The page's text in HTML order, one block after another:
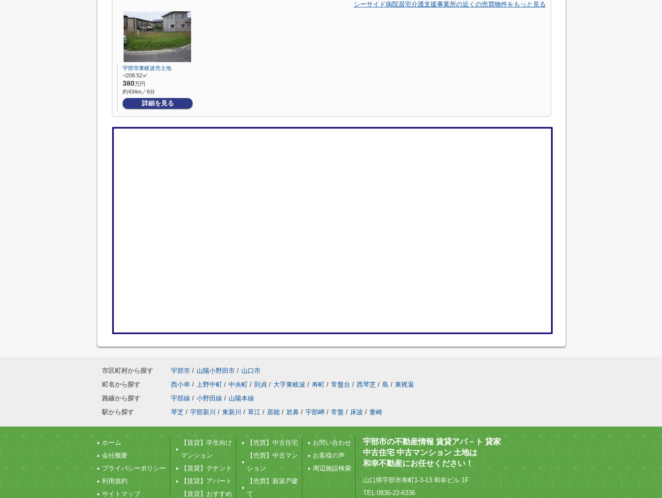
シーサイド病院居宅介護支援事業所の近くの売買物件をもっと見る
宇部市東岐波売土地
-/208.52㎡
380万円
約434m／6分
詳細を見る
市区町村から探す 宇部市 / 山陽小野田市 / 山口市
町名から探す
西小串 / 上野中町 / 中央町 / 則貞 / 大字東岐波 / 寿町 / 常盤台 / 西琴芝 / 島 / 東梶返
路線から探す
宇部線 / 小野田線 / 山陽本線
駅から探す
琴芝 / 宇部新川 / 東新川 / 草江 / 居能 / 岩鼻 / 宇部岬 / 常盤 / 床波 / 妻崎
ホーム
会社概要
プライバシーポリシー
利用規約
サイトマップ
【賃貸】学生向け
マンション
【賃貸】テナント
【賃貸】アパート
【賃貸】おすすめ
【売買】中古住宅
【売買】中古マン
ション
【売買】新築戸建
て
お問い合わせ
お客様の声
周辺施設検索
宇部市の不動産情報 賃貸アパ－ト 貸家
中古住宅 中古マンション 土地は
和幸不動産にお任せください！
山口県宇部市寿町1-3-13 和幸ビル 1F
TEL:0836-22-6336